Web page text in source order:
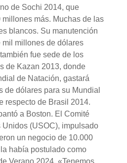
de Sochi 2014, que
más. Muchas de las
blancos. Su manutención
millones de dólares
fue sede de los
de Kazan 2013, donde
de Natación, gastará
de dólares para su Mundial
respecto de Brasil 2014.
a Boston. El Comité
(USOC), impulsado
un negocio de 10.000
había postulado como
Verano 2024. «Tenemos